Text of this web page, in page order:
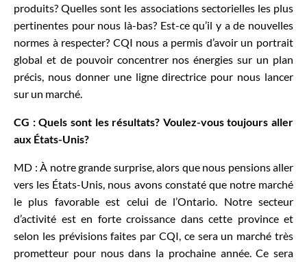
produits? Quelles sont les associations sectorielles les plus
pertinentes pour nous là-bas? Est-ce qu’il y a de nouvelles
normes à respecter? CQI nous a permis d’avoir un portrait
global et de pouvoir concentrer nos énergies sur un plan
précis, nous donner une ligne directrice pour nous lancer
sur un marché.
CG : Quels sont les résultats? Voulez-vous toujours aller
aux États-Unis?
MD : À notre grande surprise, alors que nous pensions aller
vers les États-Unis, nous avons constaté que notre marché
le plus favorable est celui de l’Ontario. Notre secteur
d’activité est en forte croissance dans cette province et
selon les prévisions faites par CQI, ce sera un marché très
prometteur pour nous dans la prochaine année. Ce sera